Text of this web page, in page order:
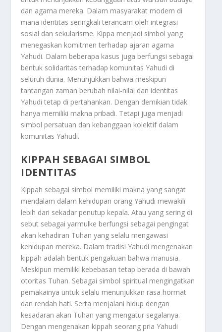
dan agama mereka. Dalam masyarakat modern di
mana identitas seringkali terancam oleh integrasi
sosial dan sekularisme. Kippa menjadi simbol yang
menegaskan komitmen terhadap ajaran agama
Yahudi. Dalam beberapa kasus juga berfungsi sebagai
bentuk solidaritas terhadap komunitas Yahudi di
seluruh dunia. Menunjukkan bahwa meskipun
tantangan zaman berubah nilai-nilai dan identitas
Yahudi tetap di pertahankan. Dengan demikian tidak
hanya memiliki makna pribadi. Tetapi juga menjadi
simbol persatuan dan kebanggaan kolektif dalam
komunitas Yahudi.
KIPPAH SEBAGAI SIMBOL
IDENTITAS
Kippah sebagai simbol memiliki makna yang sangat
mendalam dalam kehidupan orang Yahudi mewakili
lebih dari sekadar penutup kepala. Atau yang sering di
sebut sebagai yarmulke berfungsi sebagai pengingat
akan kehadiran Tuhan yang selalu mengawasi
kehidupan mereka. Dalam tradisi Yahudi mengenakan
kippah adalah bentuk pengakuan bahwa manusia.
Meskipun memiliki kebebasan tetap berada di bawah
otoritas Tuhan. Sebagai simbol spiritual mengingatkan
pemakainya untuk selalu menunjukkan rasa hormat
dan rendah hati. Serta menjalani hidup dengan
kesadaran akan Tuhan yang mengatur segalanya.
Dengan mengenakan kippah seorang pria Yahudi